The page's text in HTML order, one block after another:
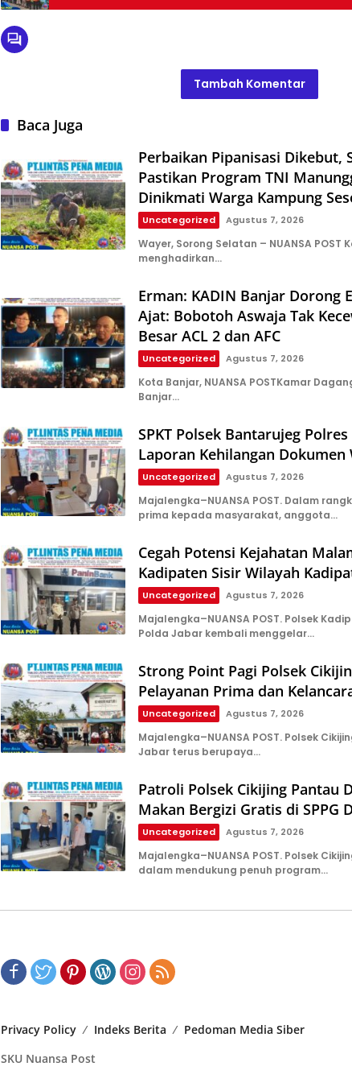
Tambah Komentar
Baca Juga
Perbaikan Pipanisasi Dikebut,
Pastikan Program TNI
Dinikmati Warga Kampung
Uncategorized Agustus 7, 2026
Wayer, Sorong Selatan – NUANSA POST
menghadirkan…
Erman: KADIN Banjar Dorong
Ajat: Bobotoh Aswaja Tak
Besar ACL 2 dan AFC
Uncategorized Agustus 7, 2026
Kota Banjar, NUANSA POSTKamar
Banjar…
SPKT Polsek Bantarujeg
Laporan Kehilangan Dokumen
Uncategorized Agustus 7, 2026
Majalengka–NUANSA POST. Dalam
prima kepada masyarakat, anggota…
Cegah Potensi Kejahatan
Kadipaten Sisir Wilayah
Uncategorized Agustus 7, 2026
Majalengka–NUANSA POST. Polsek
Polda Jabar kembali menggelar…
Strong Point Pagi Polsek
Pelayanan Prima dan
Uncategorized Agustus 7, 2026
Majalengka–NUANSA POST. Polsek
Jabar terus berupaya…
Patroli Polsek Cikijing Pantau
Makan Bergizi Gratis di SPPG
Uncategorized Agustus 7, 2026
Majalengka–NUANSA POST. Polsek
dalam mendukung penuh program…
Privacy Policy Indeks Berita
Pedoman Media Siber
SKU Nuansa Post